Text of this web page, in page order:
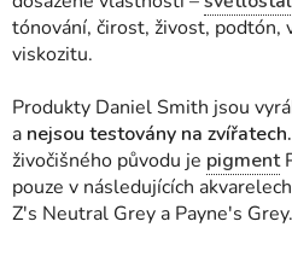
tónování, čirost, živost, podtón,
viskozitu.
Produkty Daniel Smith jsou
a nejsou testovány na zvířatech.
živočišného původu je pigment
pouze v následujících
Z's Neutral Grey a Payne's Grey.